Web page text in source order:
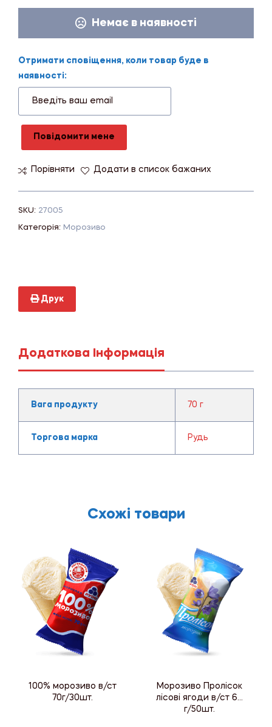
Немає в наявності
Отримати сповіщення, коли товар буде в
наявності:
Повідомити мене
Порівняти Додати в список бажаних
SKU: 27005
Категорія: Морозиво
Друк
Додаткова Інформація
Вага продукту 70 г
Торгова марка Рудь
Схожі товари
100% морозиво в/ст
70г/30шт.
Морозиво Пролісок
лісові ягоди в/ст 60
г/50шт.